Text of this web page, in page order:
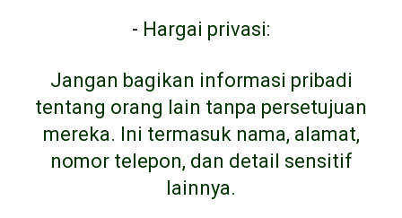
- Hargai privasi:
Jangan bagikan informasi pribadi
tentang orang lain tanpa persetujuan
mereka. Ini termasuk nama, alamat,
nomor telepon, dan detail sensitif
lainnya.